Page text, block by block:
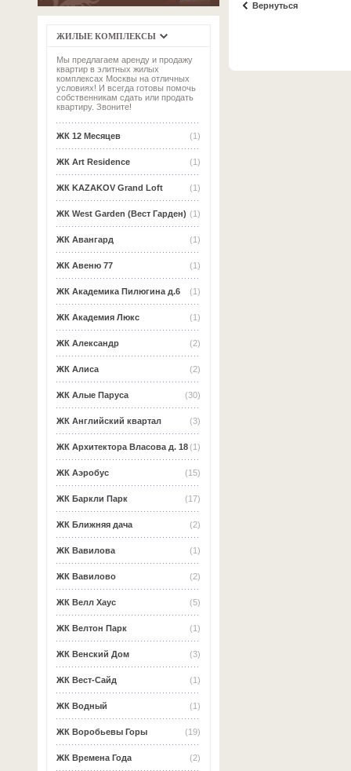
ЖИЛЫЕ КОМПЛЕКСЫ
Мы предлагаем аренду и продажу
квартир в элитных жилых
комплексах Москвы на отличных
условиях! И всегда готовы помочь
собственникам сдать или продать
квартиру. Звоните!
(1)
ЖК 12 Месяцев
(1)
ЖК Art Residence
(1)
ЖК KAZAKOV Grand Loft
(1)
ЖК West Garden (Вест Гарден)
(1)
ЖК Авангард
(1)
ЖК Авеню 77
(1)
ЖК Академика Пилюгина д.6
(1)
ЖК Академия Люкс
(2)
ЖК Александр
(2)
ЖК Алиса
(30)
ЖК Алые Паруса
(3)
ЖК Английский квартал
(1)
ЖК Архитектора Власова д. 18
(15)
ЖК Аэробус
(17)
ЖК Баркли Парк
(2)
ЖК Ближняя дача
(1)
ЖК Вавилова
(2)
ЖК Вавилово
(5)
ЖК Велл Хаус
(1)
ЖК Велтон Парк
(3)
ЖК Венский Дом
(1)
ЖК Вест-Сайд
(1)
ЖК Водный
(19)
ЖК Воробьевы Горы
(2)
ЖК Времена Года
Вернуться